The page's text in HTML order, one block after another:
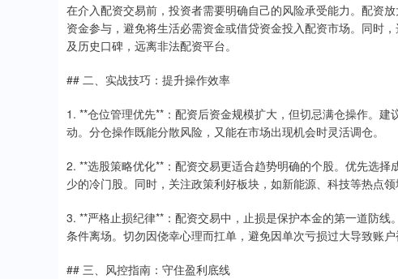
在介入配资交易前，投资者需要明确自己的风险承受能力。配资
资金参与，避免将生活必需资金或借贷资金投入配资市场。同时
及历史口碑，远离非法配资平台。
## 二、实战技巧：提升操作效率
1. **仓位管理优先**：配资后资金规模扩大，但切忌满仓操作。
动。分仓操作既能分散风险，又能在市场出现机会时灵活调仓。
2. **选股策略优化**：配资交易更适合趋势明确的个股。优先选
少的冷门股。同时，关注政策利好板块，如新能源、科技等热点领
3. **严格止损纪律**：配资交易中，止损是保护本金的第一道防
条件离场。切勿因侥幸心理而扛单，避免因单次亏损过大导致账户
## 三、风控指南：守住盈利底线